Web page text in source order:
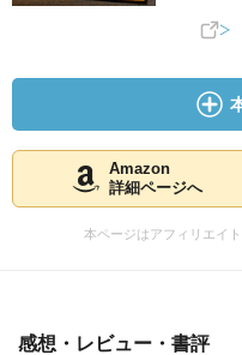
Amazon
詳細ページへ
本ページはアフィリエイ
感想・レビュー・書評